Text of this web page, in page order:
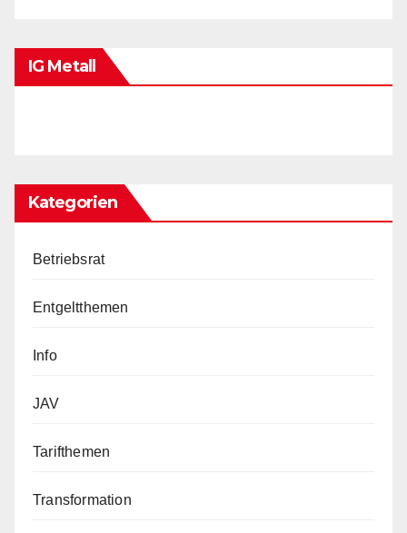
IG Metall
Kategorien
Betriebsrat
Entgeltthemen
Info
JAV
Tarifthemen
Transformation